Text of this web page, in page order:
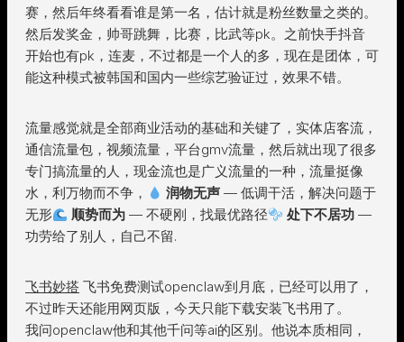
赛，然后年终看看谁是第一名，估计就是粉丝数量之类的。
然后发奖金，帅哥跳舞，比赛，比武等pk。之前快手抖音
开始也有pk，连麦，不过都是一个人的多，现在是团体，可
能这种模式被韩国和国内一些综艺验证过，效果不错。
流量感觉就是全部商业活动的基础和关键了，实体店客流，
通信流量包，视频流量，平台gmv流量，然后就出现了很多
专门搞流量的人，现金流也是广义流量的一种，流量挺像
水，利万物而不争，
润物无声 — 低调干活，解决问题于
无形
顺势而为 — 不硬刚，找最优路径 处下不居功 —
功劳给了别人，自己不留.
飞书妙搭 飞书免费测试openclaw到月底，已经可以用了，
不过昨天还能用网页版，今天只能下载安装飞书用了。
我问openclaw他和其他千问等ai的区别。他说本质相同，